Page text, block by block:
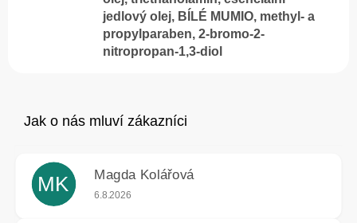
jedlový olej, BÍLÉ MUMIO, methyl- a
propylparaben, 2-bromo-2-
nitropropan-1,3-diol
MK Magda Kolářová
Hodnocení obchodu je 5 z 5 hvězdiček.
6.8.2026